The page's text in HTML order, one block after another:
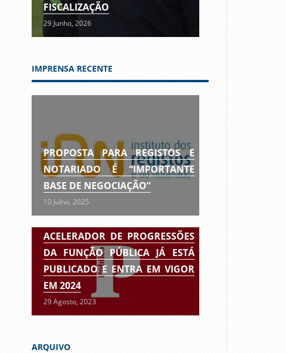
FISCALIZAÇÃO
29 Junho, 2026
IMPRENSA RECENTE
PROPOSTA PARA REGISTOS E
NOTARIADO É “IMPORTANTE
BASE DE NEGOCIAÇÃO”
10 Julho, 2025
ACELERADOR DE PROGRESSÕES
DA FUNÇÃO PÚBLICA JÁ ESTÁ
PUBLICADO E ENTRA EM VIGOR
EM 2024
29 Agosto, 2023
ARQUIVO